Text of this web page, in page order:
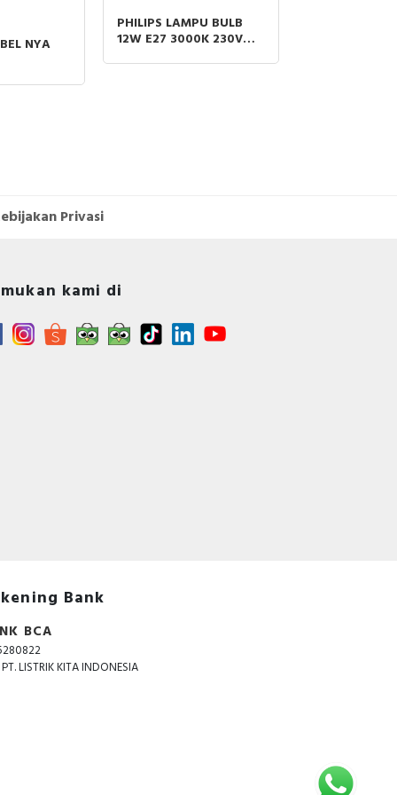
its
NYA
PHILIPS LAMPU BULB
12W E27 3000K 230V
Privasi
kami di
Bank
BCA
LISTRIK KITA INDONESIA